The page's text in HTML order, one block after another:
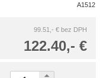
A1512
99.51,- € bez DPH
122.40,- €